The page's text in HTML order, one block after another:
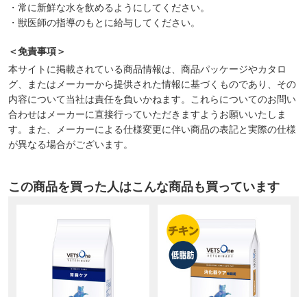
・常に新鮮な水を飲めるようにしてください。
・獣医師の指導のもとに給与してください。
＜免責事項＞
本サイトに掲載されている商品情報は、商品パッケージやカタロ
グ、またはメーカーから提供された情報に基づくものであり、その
内容について当社は責任を負いかねます。これらについてのお問い
合わせはメーカーに直接行っていただきますようお願いいたしま
す。また、メーカーによる仕様変更に伴い商品の表記と実際の仕様
が異なる場合がございます。
この商品を買った人はこんな商品も買っています